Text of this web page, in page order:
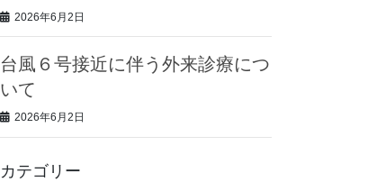
2026年6月2日
台風６号接近に伴う外来診療につ
いて
2026年6月2日
カテゴリー